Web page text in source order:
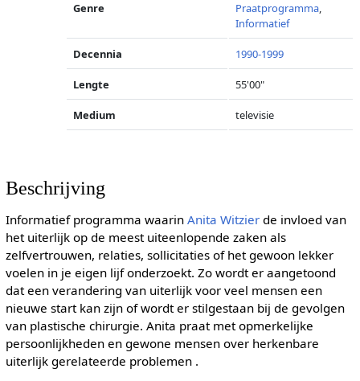
Genre Praatprogramma,
Informatief
Decennia 1990-1999
Lengte 55'00"
Medium televisie
Beschrijving
Informatief programma waarin Anita Witzierde invloed van
het uiterlijk op de meest uiteenlopende zaken als
zelfvertrouwen, relaties, sollicitaties of het gewoon lekker
voelen in je eigen lijf onderzoekt. Zo wordt er aangetoond
dat een verandering van uiterlijk voor veel mensen een
nieuwe start kan zijn of wordt er stilgestaan bij de gevolgen
van plastische chirurgie. Anita praat met opmerkelijke
persoonlijkheden en gewone mensen over herkenbare
uiterlijk gerelateerde problemen .